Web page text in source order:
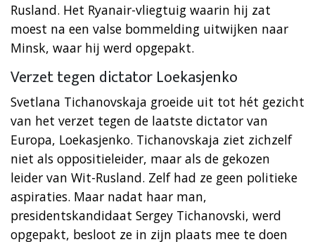
Rusland. Het Ryanair-vliegtuig waarin hij zat
moest na een valse bommelding uitwijken naar
Minsk, waar hij werd opgepakt.
Verzet tegen dictator Loekasjenko
Svetlana Tichanovskaja groeide uit tot hét gezicht
van het verzet tegen de laatste dictator van
Europa, Loekasjenko. Tichanovskaja ziet zichzelf
niet als oppositieleider, maar als de gekozen
leider van Wit-Rusland. Zelf had ze geen politieke
aspiraties. Maar nadat haar man,
presidentskandidaat Sergey Tichanovski, werd
opgepakt, besloot ze in zijn plaats mee te doen